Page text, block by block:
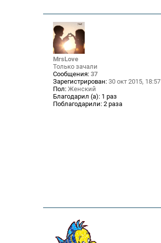
MrsLove
Только зачали
Сообщения: 37
Зарегистрирован: 30 окт 2015, 18:57
Пол: Женский
Благодарил (а): 1 раз
Поблагодарили: 2 раза